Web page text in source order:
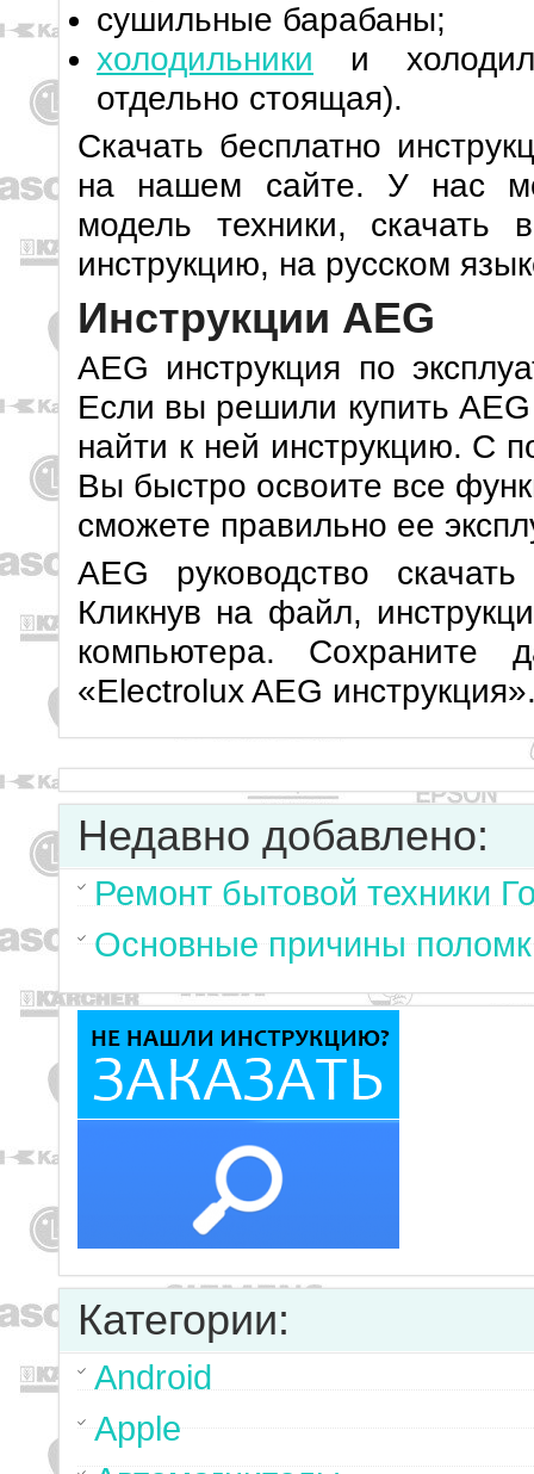
сушильные барабаны;
холодильники и
отдельно стоящая).
Скачать бесплатно
на нашем сайте. У нас
модель техники, скачать
инструкцию, на русском
Инструкции AEG
AEG инструкция по
Если вы решили купить
найти к ней инструкцию. С
Вы быстро освоите все
сможете правильно ее
AEG руководство
Кликнув на файл,
компьютера. Сохраните
«Electrolux AEG
Недавно добавлено:
Ремонт бытовой техники
Основные причины
Категории:
Android
Apple